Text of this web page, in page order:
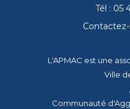
Tél : 05
L'APMAC est une
Ville
Communauté